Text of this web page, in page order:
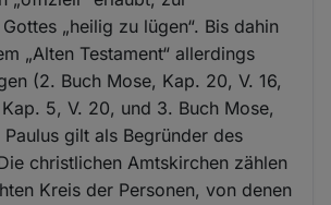
„heilig zu lügen“. Bis dahin
„Alten Testament“ allerdings
(2. Buch Mose, Kap. 20, V. 16,
5, V. 20, und 3. Buch Mose,
Paulus gilt als Begründer des
christlichen Amtskirchen zählen
Kreis der Personen, von denen